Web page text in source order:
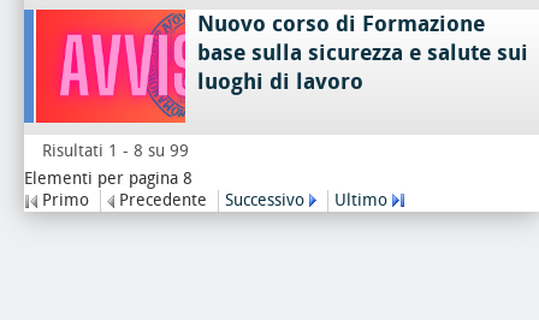
Nuovo corso di Formazione
base sulla sicurezza e salute sui
luoghi di lavoro
Risultati 1 - 8 su 99
Elementi per pagina 8
Primo
Precedente Successivo Ultimo